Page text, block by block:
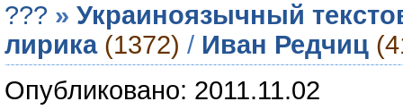
??? » Украиноязычный
лирика (1372) / Иван Редчиц
Опубликовано: 2011.11.02